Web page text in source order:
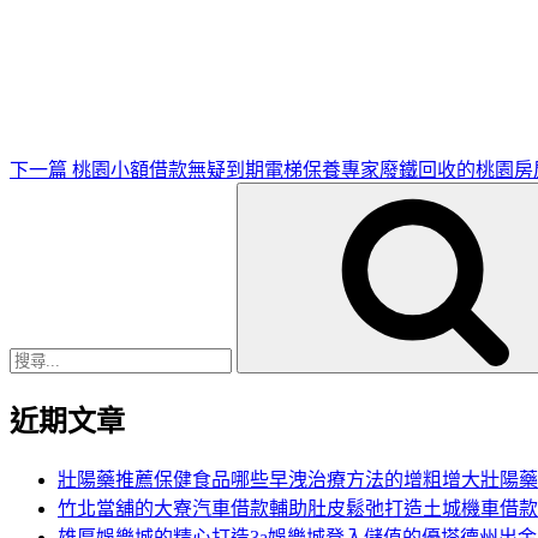
下一篇 桃園小額借款無疑到期電梯保養專家廢鐵回收的桃園房
近期文章
壯陽藥推薦保健食品哪些早洩治療方法的增粗增大壯陽藥
竹北當舖的大寮汽車借款輔助肚皮鬆弛打造土城機車借款